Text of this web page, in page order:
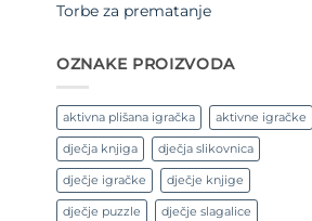
Torbe za prematanje
OZNAKE PROIZVODA
aktivna plišana igračka aktivne igračke
dječja knjiga dječja slikovnica
dječje igračke dječje knjige
dječje puzzle dječje slagalice